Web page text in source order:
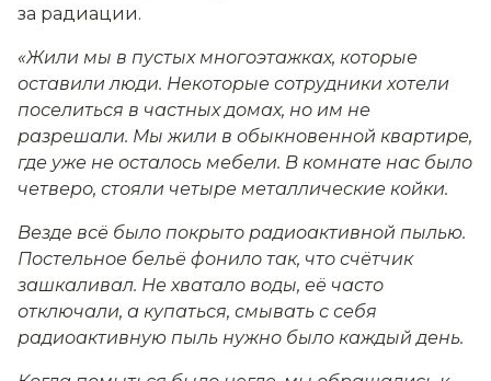
за радиации.
«Жили мы в пустых многоэтажках, которые
оставили люди. Некоторые сотрудники хотели
поселиться в частных домах, но им не
разрешали. Мы жили в обыкновенной квартире,
где уже не осталось мебели. В комнате нас было
четверо, стояли четыре металлические койки.
Везде всё было покрыто радиоактивной пылью.
Постельное бельё фонило так, что счётчик
зашкаливал. Не хватало воды, её часто
отключали, а купаться, смывать с себя
радиоактивную пыль нужно было каждый день.